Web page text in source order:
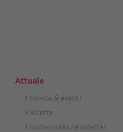
Attuale
Footer
Aktuell
Novità & eventi
Ricette
Iscriversi alla newsletter